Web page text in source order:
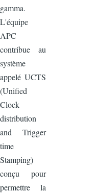
gamma.
L'équipe
APC
contribue au
système
appelé UCTS
(Unified
Clock
distribution
and Trigger
time
Stamping)
conçu pour
permettre la